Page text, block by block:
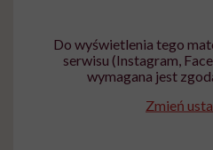
Do wyświetlenia tego
serwisu (Instagram,
wymagana jest
Zmień